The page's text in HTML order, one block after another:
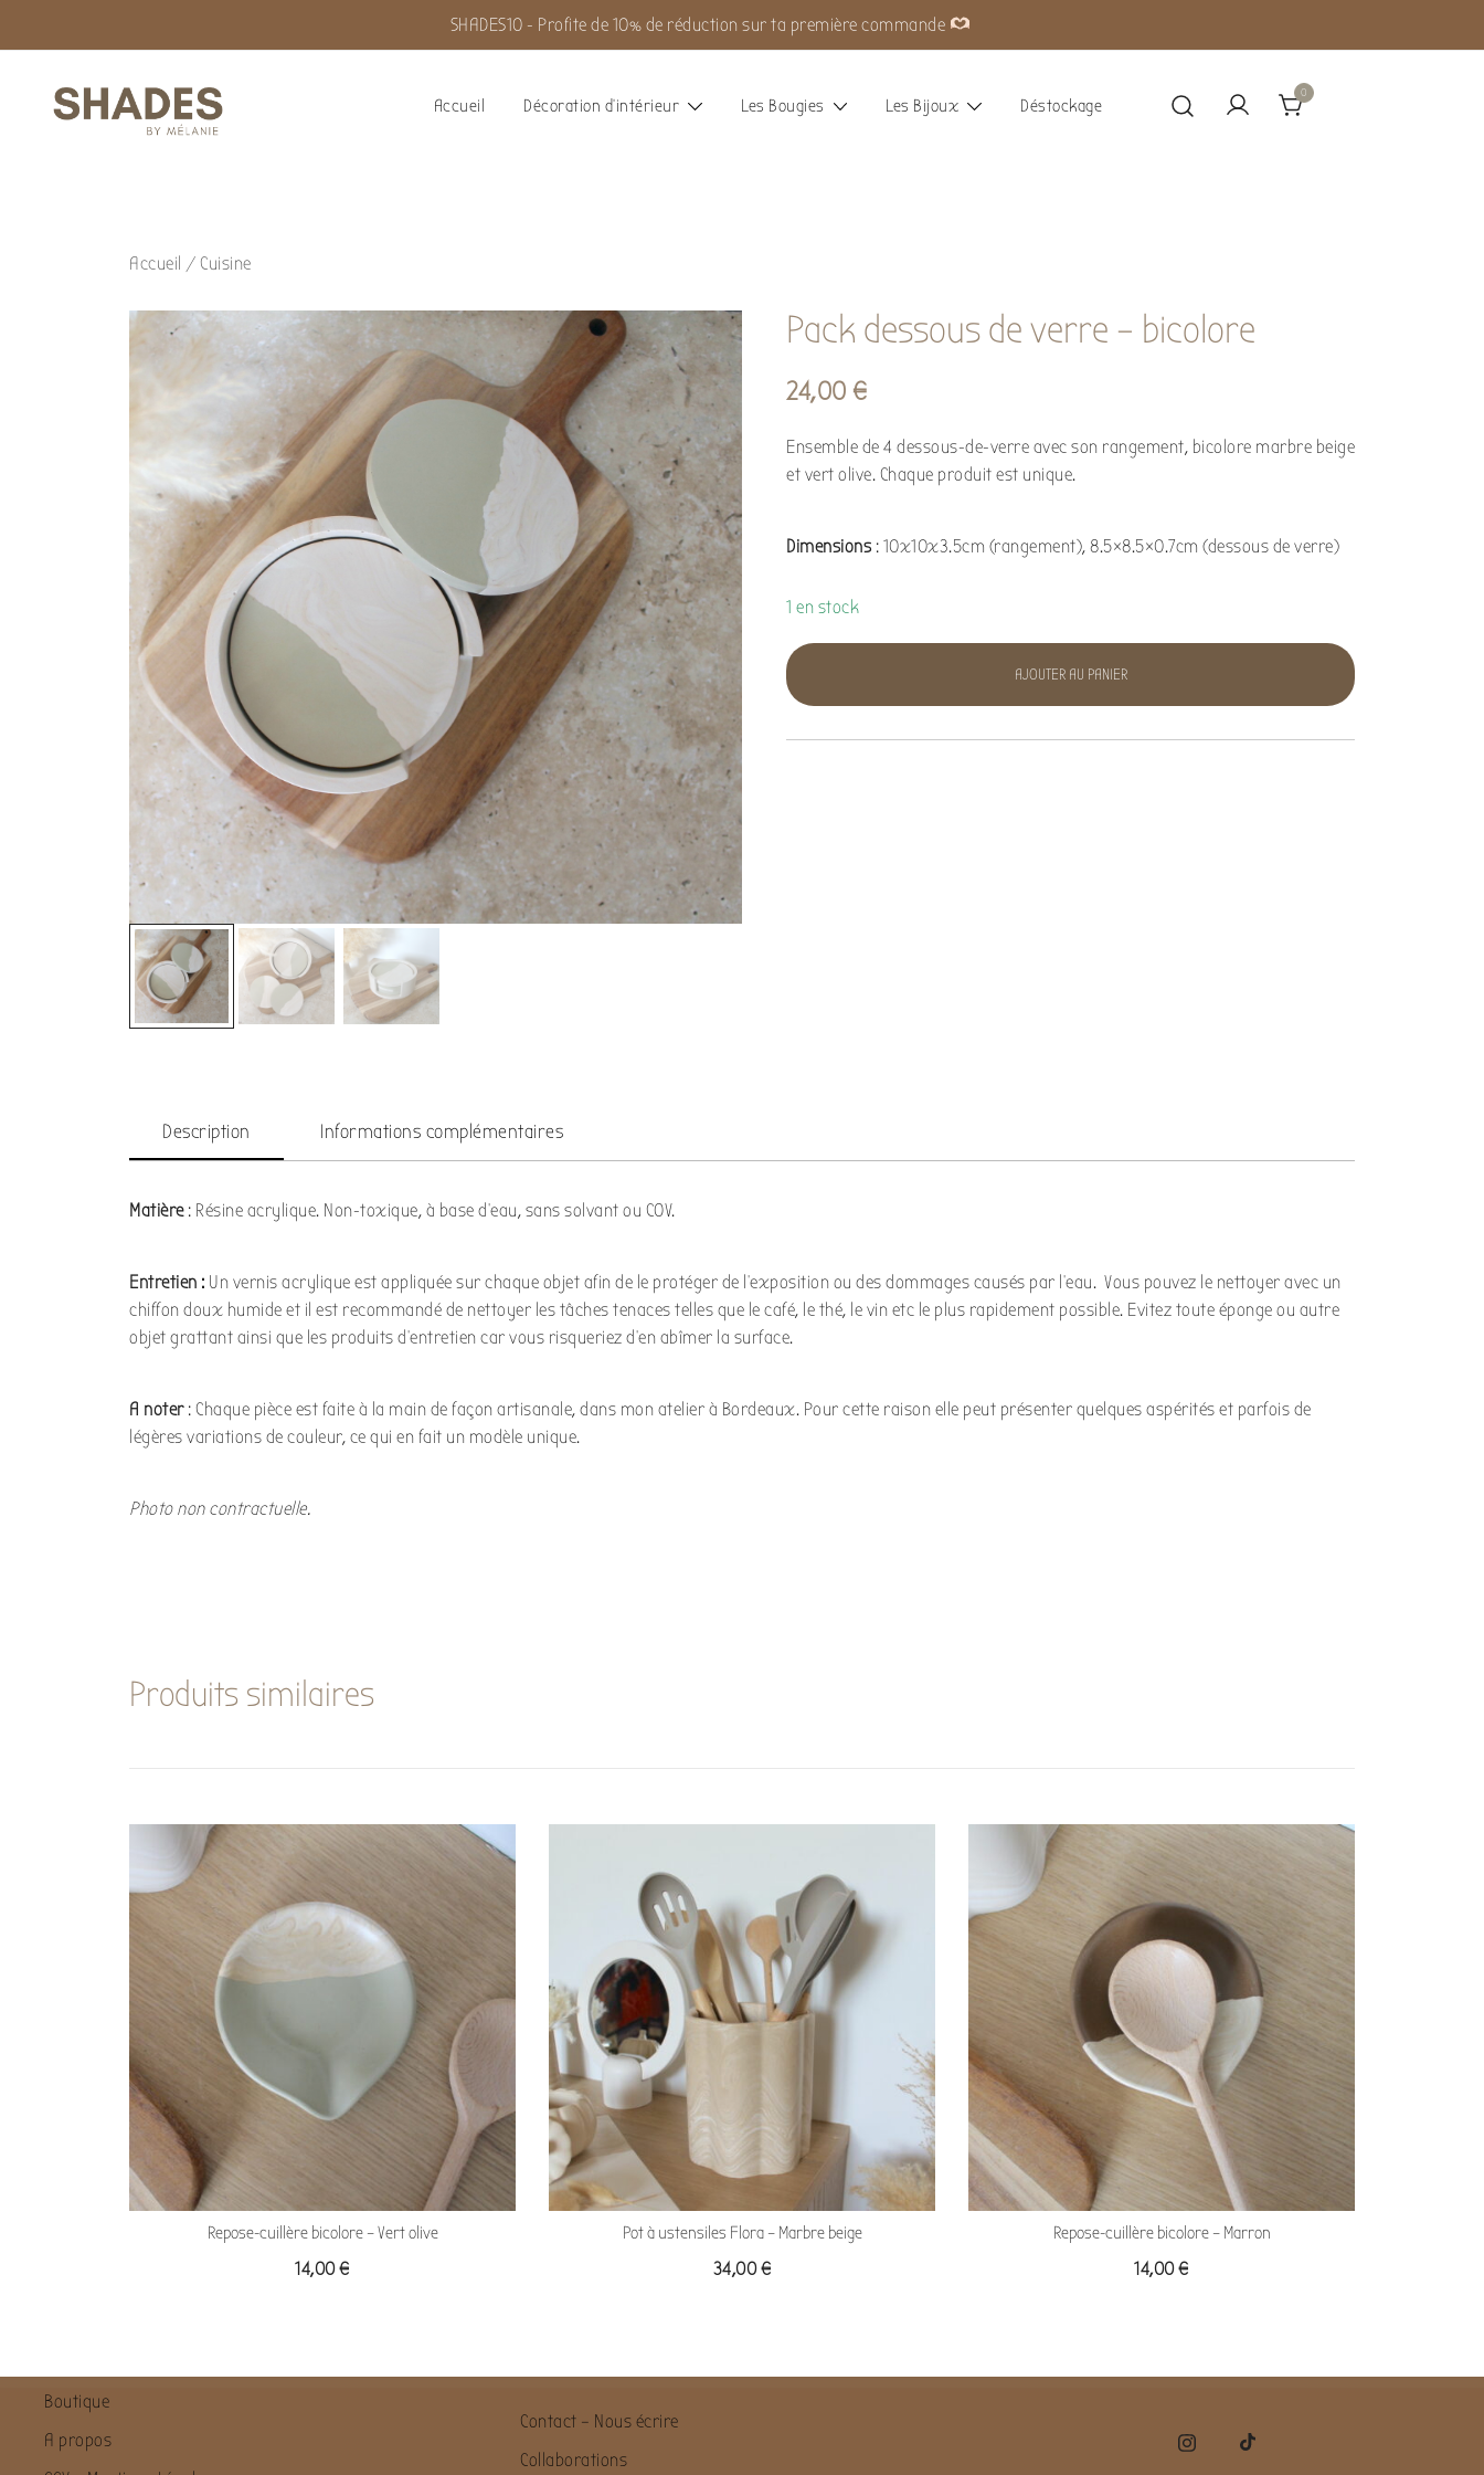
SHADES10 - Profite de 10% de réduction sur ta première commande
Accueil Décoration d’intérieur Les Bougies Les Bijoux Déstockage
0
Accueil / Cuisine
Pack dessous de verre – bicolore
24,00 €
Ensemble de 4 dessous-de-verre avec son rangement, bicolore marbre beige
et vert olive. Chaque produit est unique.
Dimensions : 10x10x3.5cm (rangement), 8.5×8.5×0.7cm (dessous de verre)
1 en stock
AJOUTER AU PANIER
Description Informations complémentaires
Matière: Résine acrylique. Non-toxique, à base d’eau, sans solvant ou COV.
Entretien : Un vernis acrylique est appliquée sur chaque objet afin de le protéger de l’exposition ou des dommages causés par l’eau. Vous pouvez le nettoyer avec un
chiffon doux humide et il est recommandé de nettoyer les tâches tenaces telles que le café, le thé, le vin etc le plus rapidement possible. Evitez toute éponge ou autre
objet grattant ainsi que les produits d’entretien car vous risqueriez d’en abîmer la surface.
A noter: Chaque pièce est faite à la main de façon artisanale, dans mon atelier à Bordeaux. Pour cette raison elle peut présenter quelques aspérités et parfois de
légères variations de couleur, ce qui en fait un modèle unique.
Photo non contractuelle.
Produits similaires
Repose-cuillère bicolore – Vert olive
14,00€
Pot à ustensiles Flora – Marbre beige
34,00€
Repose-cuillère bicolore – Marron
14,00€
Boutique
A propos
Contact – Nous écrire
Collaborations